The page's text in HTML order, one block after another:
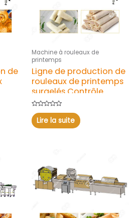
de
Machine à rouleaux de
printemps
Ligne de production de
rouleaux de printemps
surgelés Contrôle
intelligent
Note
0
sur
5
Lire la suite